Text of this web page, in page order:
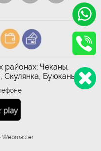
Чеканы,
Скулянка, Буюканы
Webmaster